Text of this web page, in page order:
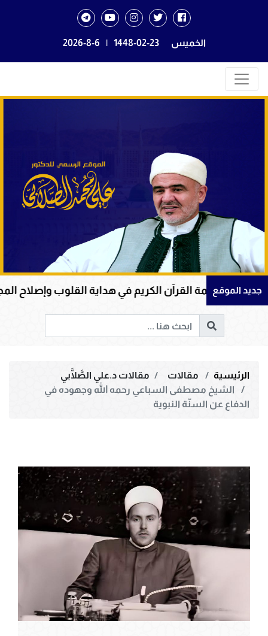
الخميس 1448-02-23
|
2026-8-6
جديد الموقع
القرآن الكريم في هداية القلوب وإصلاح المجتمعات وقيادة
الرئيسية مقالات
مقالات د.علي الصَّلَّابي
الشيخ مصطفى السباعي رحمه الله وجهوده في
الدفاع عن السنّة النبوية